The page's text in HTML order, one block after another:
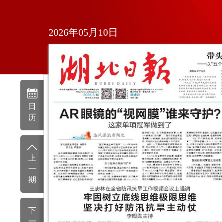
日
历
上
一
期
下
2026年05月10日